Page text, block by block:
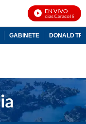
EN VIVO
Noticias Caracol En Vivo
GABINETE DONALD